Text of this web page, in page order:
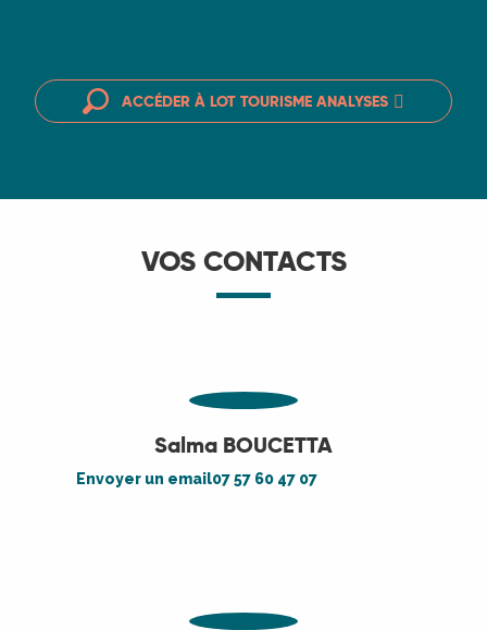
ACCÉDER À LOT TOURISME ANALYSES
VOS CONTACTS
Salma BOUCETTA
Envoyer un email07 57 60 47 07